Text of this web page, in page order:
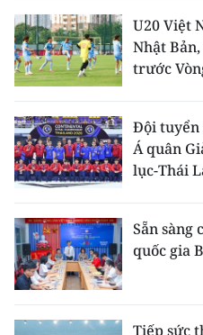
U20 Việt
Nhật
trước
Đội tuyển
Á quân
lục-Thái
Sẵn sàng
quốc gia
Tiếp sức